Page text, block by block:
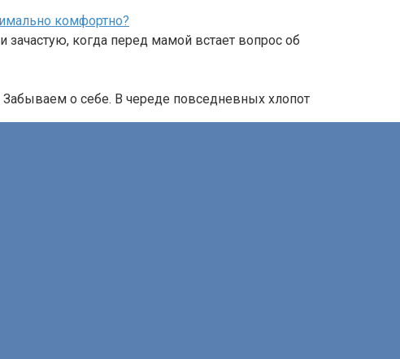
комфортно?
когда перед мамой встает вопрос об
о себе. В череде повседневных хлопот